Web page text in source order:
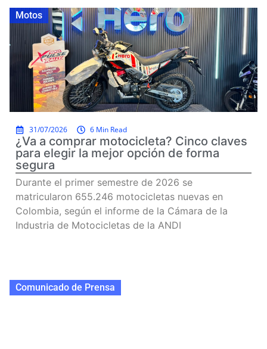
Motos
31/07/2026 6 Min Read
¿Va a comprar motocicleta? Cinco claves
para elegir la mejor opción de forma
segura
Durante el primer semestre de 2026 se
matricularon 655.246 motocicletas nuevas en
Colombia, según el informe de la Cámara de la
Industria de Motocicletas de la ANDI
Comunicado de Prensa